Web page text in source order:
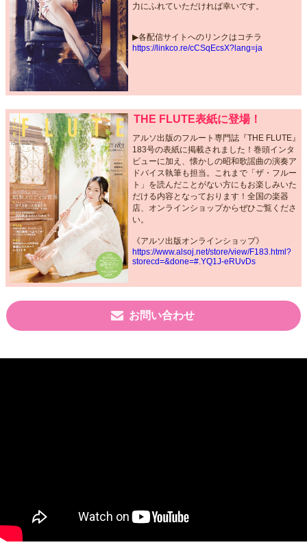
力にふれていただければ幸いです。
▶︎各配信サイトへのリンクはコチラ
https://linkco.re/cCSqEcsX?lang=ja
THE FLUTE表紙に登場！
アルソ出版のフルート専門誌『THE FLUTE』
183号の表紙に掲載されました！巻頭インタ
ビューに加え、懐かしの昭和歌謡曲の演奏ア
ドバイス執筆も担当。これまで「ザ・フルー
ト」を読んだことがない方にもお楽しみいた
だける内容となっております！全国の楽器
店、オンラインショップからぜひご覧くださ
い。
《アルソ出版オンラインショップ》
https://www.alsoj.net/store/view/F183.html?
storecd=&done=#.YQ1J-eRUvDs
お問い合わせ